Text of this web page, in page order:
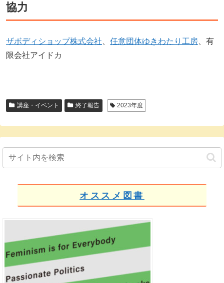
協力
ザボディショップ株式会社、 任意団体ゆきわたり工房、有
限会社アイドカ
講座・イベント 終了報告 2023年度
オススメ図書